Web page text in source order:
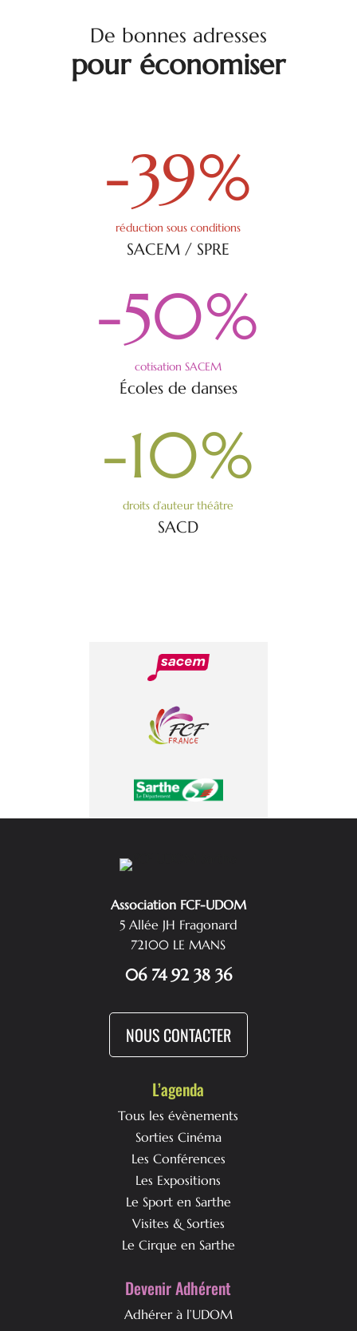
De bonnes adresses
pour économiser
-39%
réduction sous conditions
SACEM / SPRE
-50%
cotisation SACEM
Écoles de danses
-10%
droits d’auteur théâtre
SACD
Association FCF-UDOM
5 Allée JH Fragonard
72100 LE MANS
06 74 92 38 36
NOUS CONTACTER
L’agenda
Tous les évènements
Sorties Cinéma
Les Conférences
Les Expositions
Le Sport en Sarthe
Visites & Sorties
Le Cirque en Sarthe
Devenir Adhérent
Adhérer à l’UDOM